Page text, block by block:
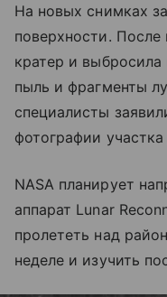
На новых снимках
поверхности. После
кратер и
пыль и фрагменты
специалисты
фотографии
NASA планирует
аппарат Lunar
пролететь над
неделе и изучить